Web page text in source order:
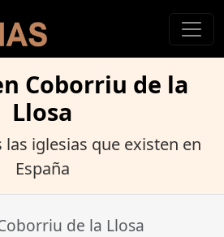
Coborriu de la
Llosa
iglesias que existen en
España
de la Llosa